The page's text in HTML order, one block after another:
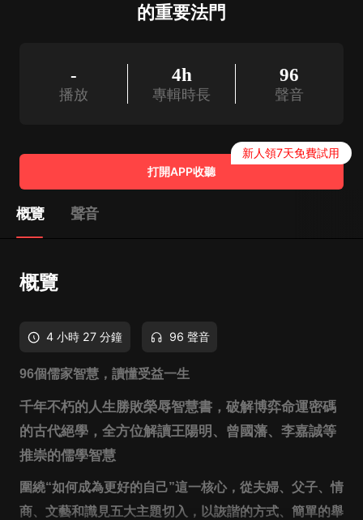
的重要法門
-
播放
4h
專輯時長
96
聲音
打開APP收聽
新人領7天免費試用
概覽 聲音
概覽
4 小時 27 分鐘 96 聲音
96個儒家智慧，讀懂受益一生
千年不朽的人生勝敗榮辱智慧書，破解博弈命運密碼
的古代絕學，全方位解讀王陽明、曾國藩、李嘉誠等
推崇的儒學智慧
圍繞“如何成為更好的自己”這一核心，從夫婦、父子、情
商、文藝和識見五大主題切入，以詼諧的方式、簡單的舉